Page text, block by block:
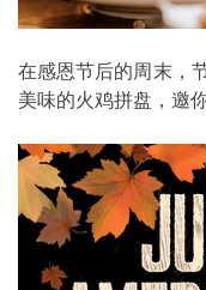
在感恩节后的周末，
美味的火鸡拼盘，邀